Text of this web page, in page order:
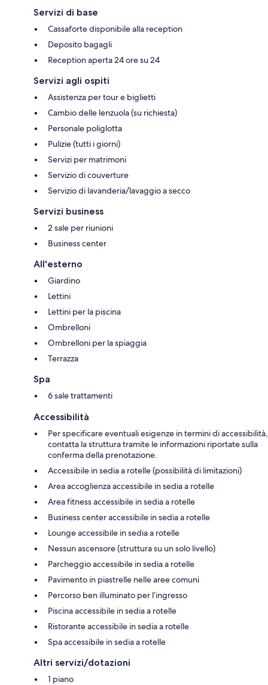
Servizi di base
Cassaforte disponibile alla reception
Deposito bagagli
Reception aperta 24 ore su 24
Servizi agli ospiti
Assistenza per tour e biglietti
Cambio delle lenzuola (su richiesta)
Personale poliglotta
Pulizie (tutti i giorni)
Servizi per matrimoni
Servizio di couverture
Servizio di lavanderia/lavaggio a secco
Servizi business
2 sale per riunioni
Business center
All'esterno
Giardino
Lettini
Lettini per la piscina
Ombrelloni
Ombrelloni per la spiaggia
Terrazza
Spa
6 sale trattamenti
Accessibilità
Per specificare eventuali esigenze in termini di accessibilità,
contatta la struttura tramite le informazioni riportate sulla
conferma della prenotazione.
Accessibile in sedia a rotelle (possibilità di limitazioni)
Area accoglienza accessibile in sedia a rotelle
Area fitness accessibile in sedia a rotelle
Business center accessibile in sedia a rotelle
Lounge accessibile in sedia a rotelle
Nessun ascensore (struttura su un solo livello)
Parcheggio accessibile in sedia a rotelle
Pavimento in piastrelle nelle aree comuni
Percorso ben illuminato per l’ingresso
Piscina accessibile in sedia a rotelle
Ristorante accessibile in sedia a rotelle
Spa accessibile in sedia a rotelle
Altri servizi/dotazioni
1 piano